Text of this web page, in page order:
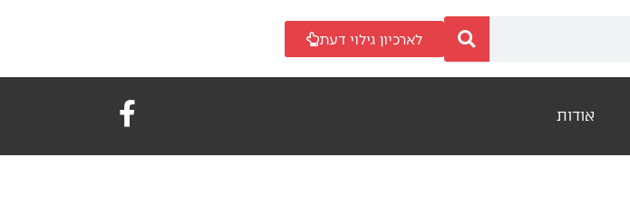
לארכיון גילוי דעת
אודות